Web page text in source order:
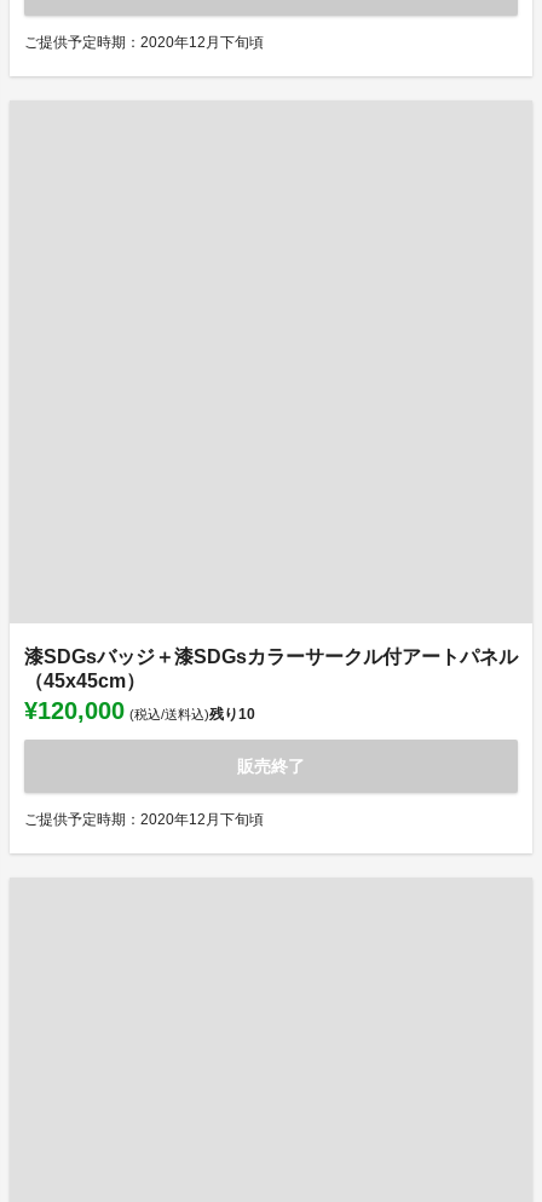
ご提供予定時期：2020年12月下旬頃
漆SDGsバッジ＋漆SDGsカラーサークル付アートパネル
（45x45cm）
¥120,000 (税込/送料込)残り10
販売終了
ご提供予定時期：2020年12月下旬頃